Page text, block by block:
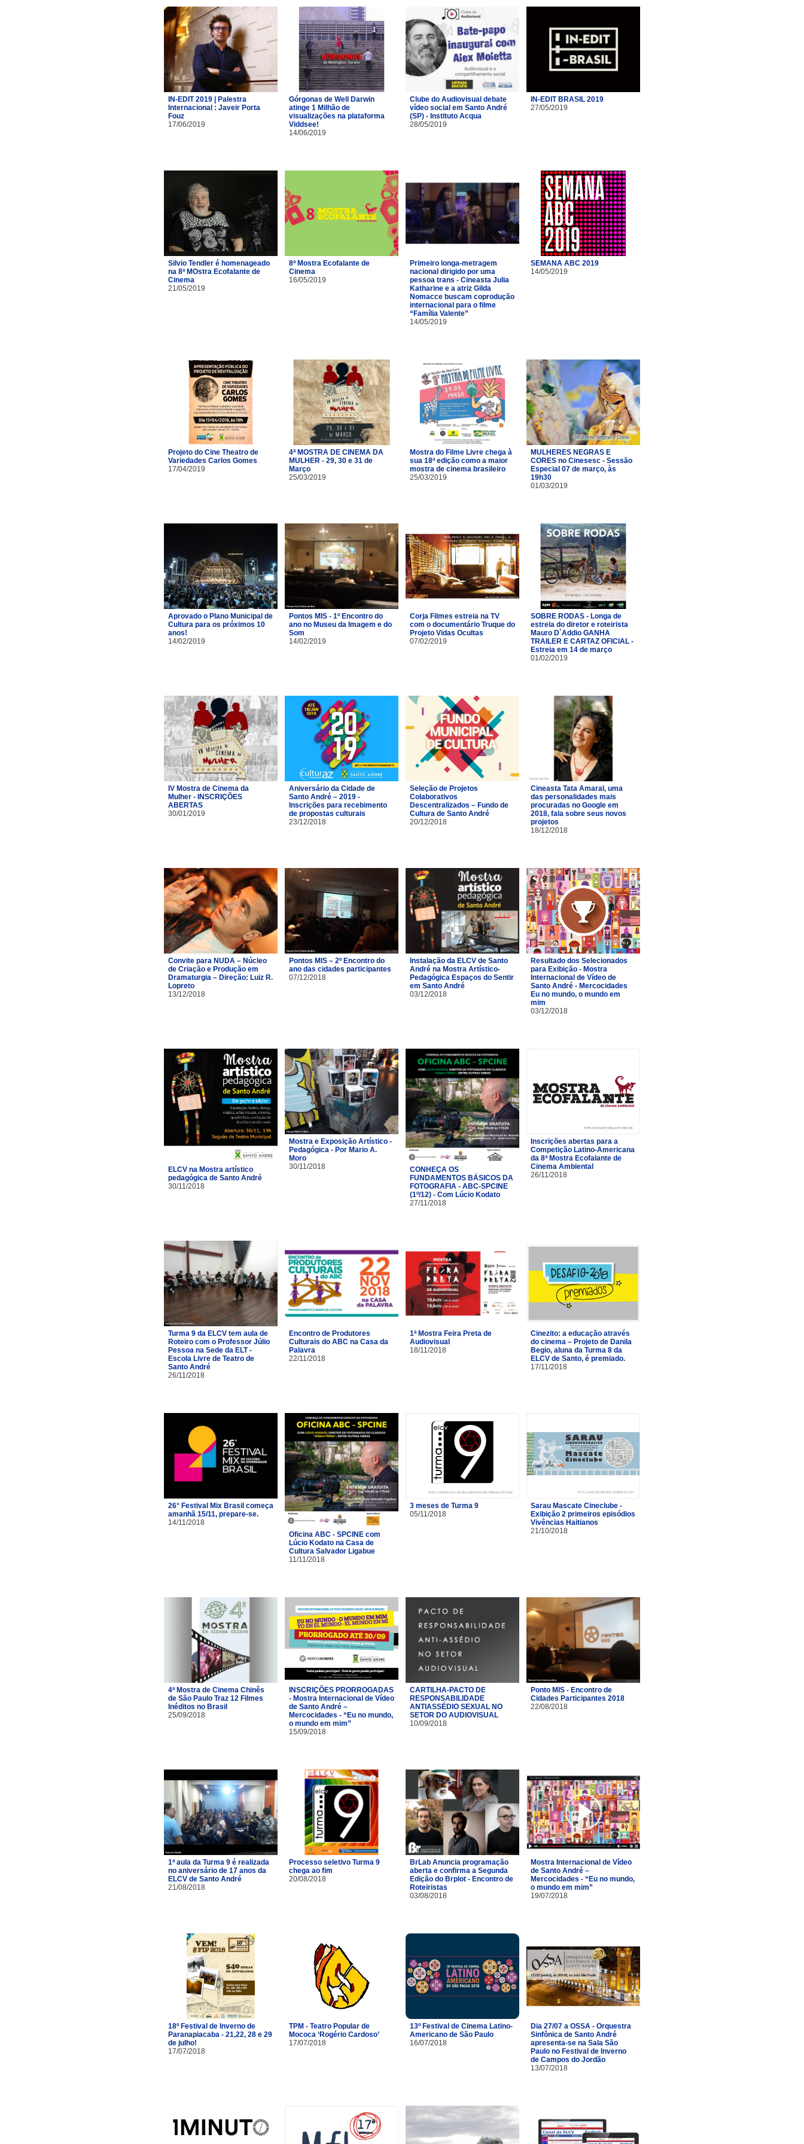
IN-EDIT 2019 | Palestra
Internacional : Javeir Porta
Fouz
17/06/2019
Górgonas de Well Darwin
atinge 1 Milhão de
visualizações na plataforma
Viddsee!
14/06/2019
Clube do Audiovisual debate
vídeo social em Santo André
(SP) - Instituto Acqua
28/05/2019
IN-EDIT BRASIL 2019
27/05/2019
Silvio Tendler é homenageado
na 8ª MOstra Ecofalante de
Cinema
21/05/2019
8ª Mostra Ecofalante de
Cinema
16/05/2019
Primeiro longa-metragem
nacional dirigido por uma
pessoa trans - Cineasta Julia
Katharine e a atriz Gilda
Nomacce buscam coprodução
internacional para o filme
“Família Valente”
14/05/2019
SEMANA ABC 2019
14/05/2019
Projeto do Cine Theatro de
Variedades Carlos Gomes
17/04/2019
4ª MOSTRA DE CINEMA DA
MULHER - 29, 30 e 31 de
Março
25/03/2019
Mostra do Filme Livre chega à
sua 18ª edição como a maior
mostra de cinema brasileiro
25/03/2019
MULHERES NEGRAS E
CORES no Cinesesc - Sessão
Especial 07 de março, às
19h30
01/03/2019
Aprovado o Plano Municipal de
Cultura para os próximos 10
anos!
14/02/2019
Pontos MIS - 1º Encontro do
ano no Museu da Imagem e do
Som
14/02/2019
Corja Filmes estreia na TV
com o documentário Truque do
Projeto Vidas Ocultas
07/02/2019
SOBRE RODAS - Longa de
estreia do diretor e roteirista
Mauro D`Addio GANHA
TRAILER E CARTAZ OFICIAL -
Estreia em 14 de março
01/02/2019
IV Mostra de Cinema da
Mulher - INSCRIÇÕES
ABERTAS
30/01/2019
Aniversário da Cidade de
Santo André – 2019 -
Inscrições para recebimento
de propostas culturais
23/12/2018
Seleção de Projetos
Colaborativos
Descentralizados – Fundo de
Cultura de Santo André
20/12/2018
Cineasta Tata Amaral, uma
das personalidades mais
procuradas no Google em
2018, fala sobre seus novos
projetos
18/12/2018
Convite para NUDA – Núcleo
de Criação e Produção em
Dramaturgia – Direção: Luiz R.
Lopreto
13/12/2018
Pontos MIS – 2º Encontro do
ano das cidades participantes
07/12/2018
Instalação da ELCV de Santo
André na Mostra Artístico-
Pedagógica Espaços do Sentir
em Santo André
03/12/2018
Resultado dos Selecionados
para Exibição - Mostra
Internacional de Vídeo de
Santo André - Mercocidades
Eu no mundo, o mundo em
mim
03/12/2018
ELCV na Mostra artístico
pedagógica de Santo André
30/11/2018
Mostra e Exposição Artístico -
Pedagógica - Por Mario A.
Moro
30/11/2018
CONHEÇA OS
FUNDAMENTOS BÁSICOS DA
FOTOGRAFIA - ABC-SPCINE
(1º/12) - Com Lúcio Kodato
27/11/2018
Inscrições abertas para a
Competição Latino-Americana
da 8ª Mostra Ecofalante de
Cinema Ambiental
26/11/2018
Turma 9 da ELCV tem aula de
Roteiro com o Professor Júlio
Pessoa na Sede da ELT -
Escola Livre de Teatro de
Santo André
26/11/2018
Encontro de Produtores
Culturais do ABC na Casa da
Palavra
22/11/2018
1ª Mostra Feira Preta de
Audiovisual
18/11/2018
Cinezito: a educação através
do cinema – Projeto de Danila
Begio, aluna da Turma 8 da
ELCV de Santo, é premiado.
17/11/2018
26° Festival Mix Brasil começa
amanhã 15/11, prepare-se.
14/11/2018
Oficina ABC - SPCINE com
Lúcio Kodato na Casa de
Cultura Salvador Ligabue
11/11/2018
3 meses de Turma 9
05/11/2018
Sarau Mascate Cineclube -
Exibição 2 primeiros episódios
Vivências Haitianos
21/10/2018
4ª Mostra de Cinema Chinês
de São Paulo Traz 12 Filmes
Inéditos no Brasil
25/09/2018
INSCRIÇÕES PRORROGADAS
- Mostra Internacional de Vídeo
de Santo André –
Mercocidades - “Eu no mundo,
o mundo em mim”
15/09/2018
CARTILHA-PACTO DE
RESPONSABILIDADE
ANTIASSÉDIO SEXUAL NO
SETOR DO AUDIOVISUAL
10/09/2018
Ponto MIS - Encontro de
Cidades Participantes 2018
22/08/2018
1ª aula da Turma 9 é realizada
no aniversário de 17 anos da
ELCV de Santo André
21/08/2018
Processo seletivo Turma 9
chega ao fim
20/08/2018
BrLab Anuncia programação
aberta e confirma a Segunda
Edição do Brplot - Encontro de
Roteiristas
03/08/2018
Mostra Internacional de Vídeo
de Santo André –
Mercocidades - “Eu no mundo,
o mundo em mim”
19/07/2018
18º Festival de Inverno de
Paranapiacaba - 21,22, 28 e 29
de julho!
17/07/2018
TPM - Teatro Popular de
Mococa ‘Rogério Cardoso’
17/07/2018
13º Festival de Cinema Latino-
Americano de São Paulo
16/07/2018
Dia 27/07 a OSSA - Orquestra
Sinfônica de Santo André
apresenta-se na Sala São
Paulo no Festival de Inverno
de Campos do Jordão
13/07/2018